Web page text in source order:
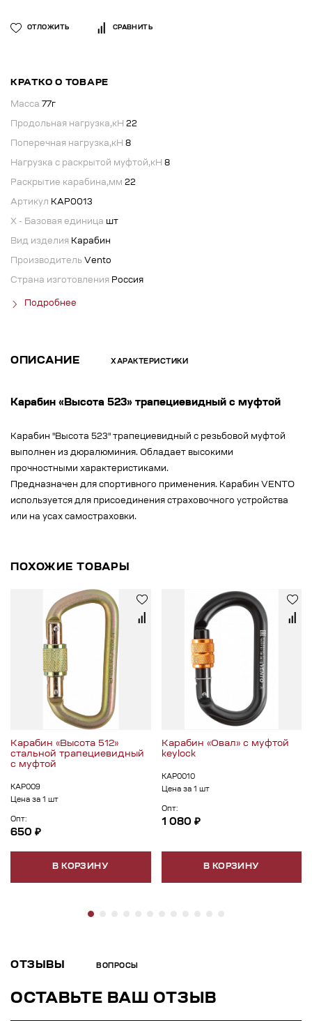
ОТЛОЖИТЬ СРАВНИТЬ
КРАТКО О ТОВАРЕ
Масса 77г
Продольная нагрузка,кН 22
Поперечная нагрузка,кН 8
Нагрузка с раскрытой муфтой,кН 8
Раскрытие карабина,мм 22
Артикул КАР0013
X - Базовая единица шт
Вид изделия Карабин
Производитель Vento
Страна изготовления Россия
Подробнее
ОПИСАНИЕ ХАРАКТЕРИСТИКИ
Карабин «Высота 523» трапециевидный с муфтой
Карабин "Высота 523" трапециевидный с резьбовой муфтой
выполнен из дюралюминия. Обладает высокими
прочностными характеристиками.
Предназначен для спортивного применения. Карабин VENTO
используется для присоединения страховочного устройства
или на усах самостраховки.
ПОХОЖИЕ ТОВАРЫ
Карабин «Высота 512»
стальной трапециевидный
с муфтой
КАР009
Цена за 1 шт
Опт:
650 ₽
В КОРЗИНУ
Карабин «Овал» с муфтой
keylock
КАР0010
Цена за 1 шт
Опт:
1 080 ₽
В КОРЗИНУ
ОТЗЫВЫ ВОПРОСЫ
ОСТАВЬТЕ ВАШ ОТЗЫВ